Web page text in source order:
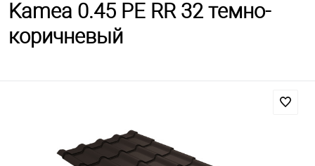
Kamea 0.45 PE RR 32 темно-
коричневый